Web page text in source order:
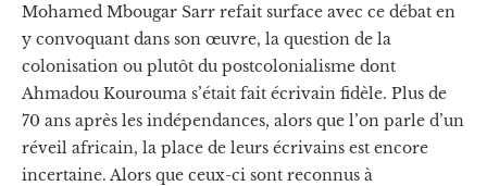
Mohamed Mbougar Sarr refait surface avec ce débat en
y convoquant dans son œuvre, la question de la
colonisation ou plutôt du postcolonialisme dont
Ahmadou Kourouma s’était fait écrivain fidèle. Plus de
70 ans après les indépendances, alors que l’on parle d’un
réveil africain, la place de leurs écrivains est encore
incertaine. Alors que ceux-ci sont reconnus à